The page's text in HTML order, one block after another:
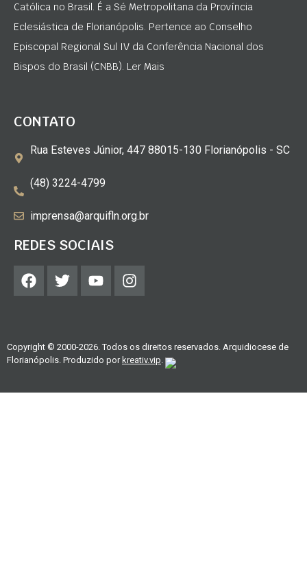
Católica no Brasil. É a Sé Metropolitana da Província
Eclesiástica de Florianópolis. Pertence ao Conselho
Episcopal Regional Sul IV da Conferência Nacional dos
Bispos do Brasil (CNBB). Ler Mais
CONTATO
Rua Esteves Júnior, 447 88015-130 Florianópolis - SC
(48) 3224-4799
imprensa@arquifln.org.br
REDES SOCIAIS
Copyright © 2000-2026. Todos os direitos reservados. Arquidiocese de
Florianópolis. Produzido porkreativ.vip